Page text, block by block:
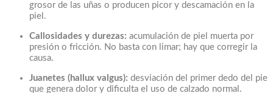
grosor de las uñas o producen picor y descamación en la
piel.
Callosidades y durezas: acumulación de piel muerta por
presión o fricción. No basta con limar; hay que corregir la
causa.
Juanetes (hallux valgus): desviación del primer dedo del pie
que genera dolor y dificulta el uso de calzado normal.